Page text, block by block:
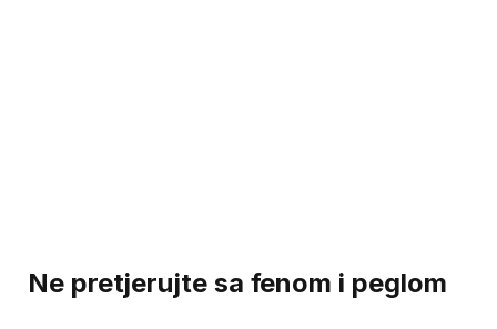
Ne pretjerujte sa fenom i peglom